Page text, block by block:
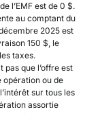
l’EMF est de 0 $.
au comptant du
2025 est
150 $, le
taxes.
pas que l’offre est
opération ou de
sur tous les
assortie